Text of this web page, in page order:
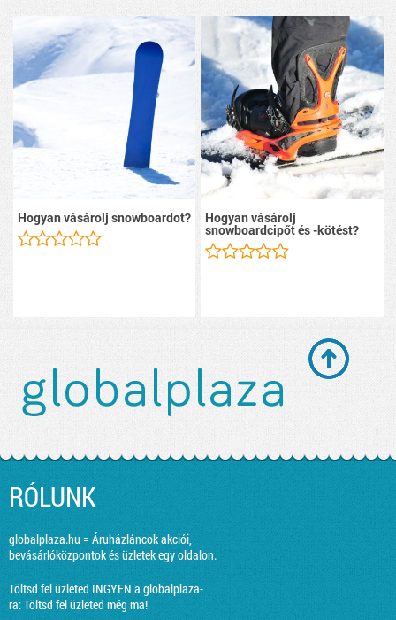
Hogyan vásárolj snowboardot? Hogyan vásárolj
snowboardcipőt és -kötést?
RÓLUNK
globalplaza.hu = Áruházláncok akciói,
bevásárlóközpontok és üzletek egy oldalon.
Töltsd fel üzleted INGYEN a globalplaza-
ra:Töltsd fel üzleted még ma!